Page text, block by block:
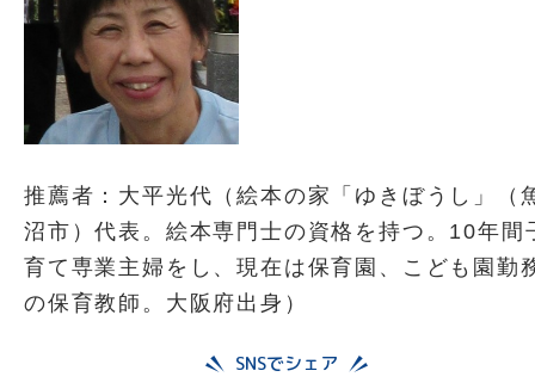
推薦者：大平光代（絵本の家「ゆきぼうし」（
沼市）代表。絵本専門士の資格を持つ。10年間
育て専業主婦をし、現在は保育園、こども園勤
の保育教師。大阪府出身）
SNSでシェア